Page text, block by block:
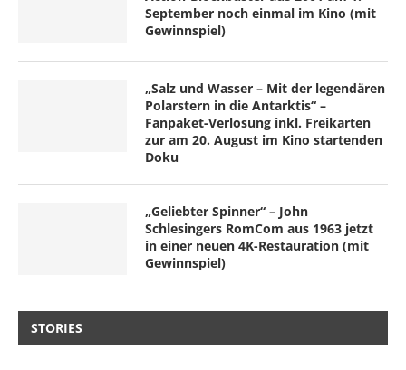
September noch einmal im Kino (mit
Gewinnspiel)
„Salz und Wasser – Mit der legendären
Polarstern in die Antarktis“ –
Fanpaket-Verlosung inkl. Freikarten
zur am 20. August im Kino startenden
Doku
„Geliebter Spinner“ – John
Schlesingers RomCom aus 1963 jetzt
in einer neuen 4K-Restauration (mit
Gewinnspiel)
STORIES